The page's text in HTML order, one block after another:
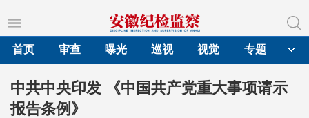
首页
审查 曝光 巡视 视觉 专题
中共中央印发 《中国共产党重大事项请示
报告条例》